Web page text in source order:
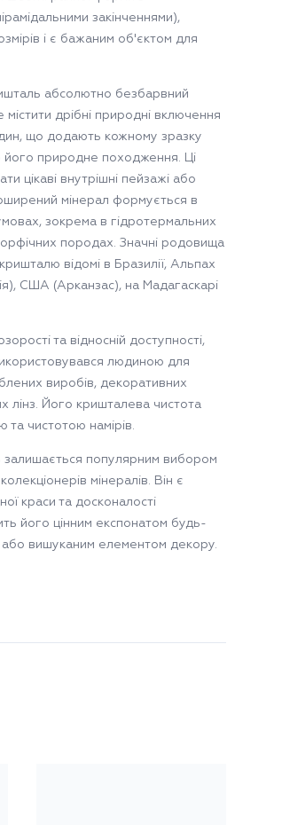
закінченнями),
і є бажаним об'єктом для
абсолютно безбарвний
дрібні природні включення
що додають кожному зразку
його природне походження. Ці
цікаві внутрішні пейзажі або
мінерал формується в
зокрема в гідротермальних
породах. Значні родовища
відомі в Бразилії, Альпах
США (Арканзас), на Мадагаскарі
та відносній доступності,
людиною для
виробів, декоративних
лінз. Його кришталева чистота
та чистотою намірів.
залишається популярним вибором
мінералів. Він є
краси та досконалості
його цінним експонатом будь-
або вишуканим елементом декору.